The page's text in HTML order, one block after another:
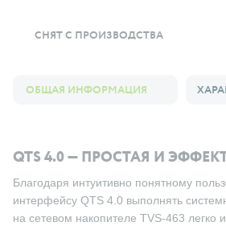
СНЯТ С ПРОИЗВОДСТВА
ОБЩАЯ ИНФОРМАЦИЯ
QTS 4.0 — ПРОСТАЯ И
Благодаря интуитивно понятному
интерфейсу QTS 4.0 выполнять
на сетевом накопителе TVS-463 легко